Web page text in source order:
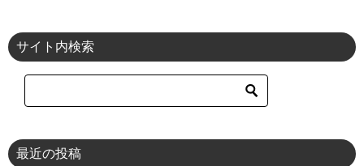
サイト内検索
最近の投稿